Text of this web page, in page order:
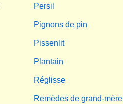
Persil
Pignons de pin
Pissenlit
Plantain
Réglisse
Remèdes de grand-mère